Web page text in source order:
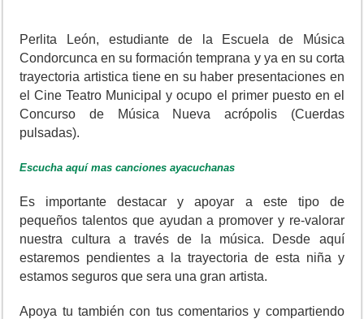
Perlita León, estudiante de la Escuela de Música
Condorcunca en su formación temprana y ya en su corta
trayectoria artistica tiene en su haber presentaciones en
el Cine Teatro Municipal y ocupo el primer puesto en el
Concurso de Música Nueva acrópolis (Cuerdas
pulsadas).
Escucha aquí mas canciones ayacuchanas
Es importante destacar y apoyar a este tipo de
pequeños talentos que ayudan a promover y re-valorar
nuestra cultura a través de la música. Desde aquí
estaremos pendientes a la trayectoria de esta niña y
estamos seguros que sera una gran artista.
Apoya tu también con tus comentarios y compartiendo